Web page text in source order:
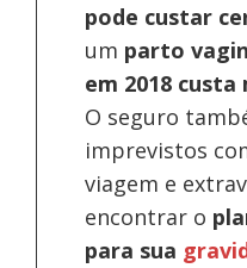
pode custar
um parto
em 2018 custa
O seguro
imprevistos
viagem e
encontrar o
para sua